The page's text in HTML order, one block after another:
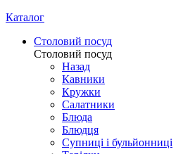
Каталог
Столовий посуд
Столовий посуд
Назад
Кавники
Кружки
Салатники
Блюда
Блюдця
Супниці і бульйонниці